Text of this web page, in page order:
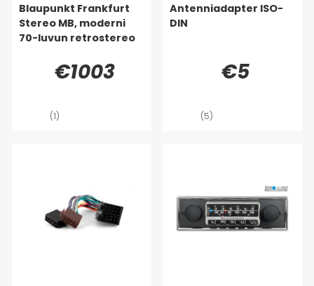
Blaupunkt Frankfurt
Stereo MB, moderni
70-luvun retrostereo
€1003
(1)
Antenniadapter ISO-
DIN
€5
(5)